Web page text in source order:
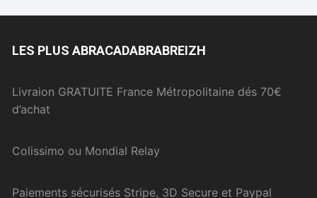
LES PLUS ABRACADABRABREIZH
Livraion GRATUITE France Métropolitaine dés 70€
d’achat
Colissimo ou Mondial Relay
Paiements sécurisés Stripe, 3D Secure et Paypal